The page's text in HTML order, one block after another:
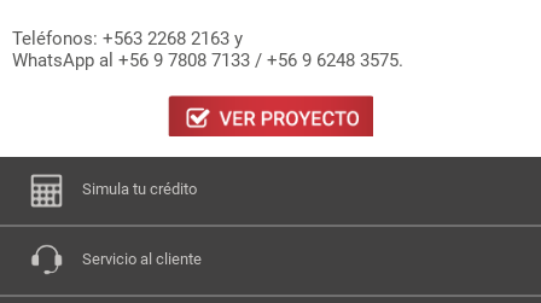
Teléfonos: +563 2268 2163 y
WhatsApp al +56 9 7808 7133 / +56 9 6248 3575.
Simula tu crédito
Servicio al cliente